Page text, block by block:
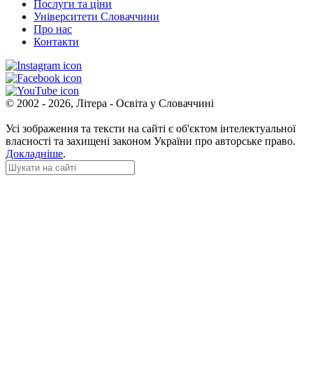
Послуги та ціни
Університети Словаччини
Про нас
Контакти
© 2002 - 2026, Літера - Освіта у Словаччині
Усі зображення та тексти на сайті є об'єктом інтелектуальної
власності та захищені законом України про авторське право.
Докладніше.